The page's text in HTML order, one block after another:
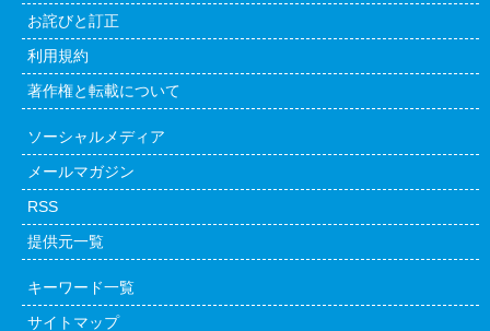
お詫びと訂正
利用規約
著作権と転載について
ソーシャルメディア
メールマガジン
RSS
提供元一覧
キーワード一覧
サイトマップ